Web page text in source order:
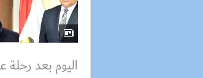
اليوم بعد رحلة